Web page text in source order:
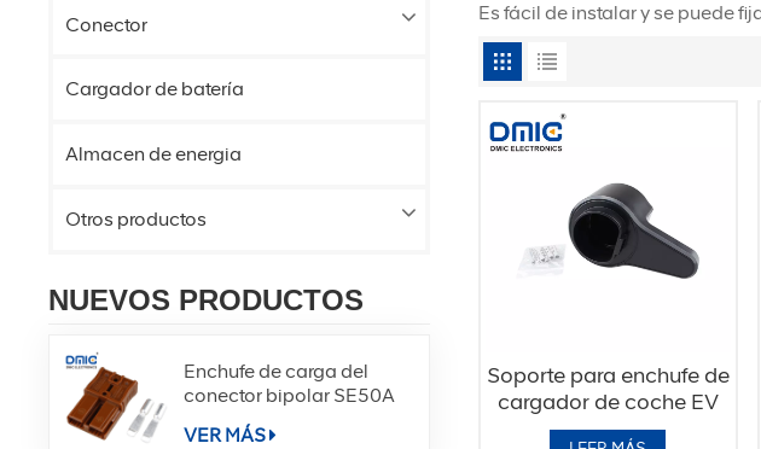
Conector
Cargador de batería
Almacen de energia
Otros productos
NUEVOS PRODUCTOS
Enchufe de carga del
conector bipolar SE50A
VER MÁS
Es fácil de instalar y se puede
Soporte para enchufe de
cargador de coche EV
GB EN ANSI TESLA